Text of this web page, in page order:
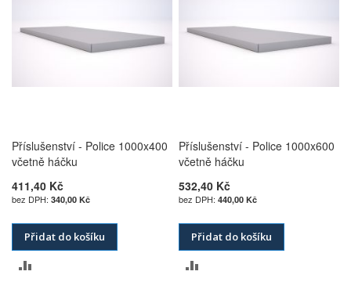
Příslušenství - Police 1000x400
včetně háčku
411,40 Kč
340,00 Kč
Přidat do košíku
Příslušenství - Police 1000x600
včetně háčku
532,40 Kč
440,00 Kč
Přidat do košíku